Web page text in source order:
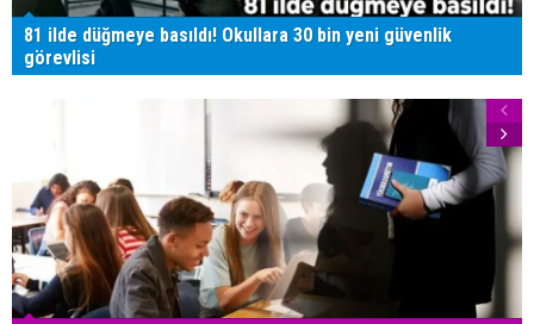
81 ilde düğmeye basıldı! Okullara 30 bin yeni güvenlik
görevlisi